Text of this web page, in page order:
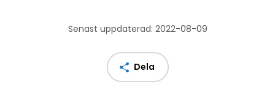
Senast uppdaterad: 2022-08-09
Dela